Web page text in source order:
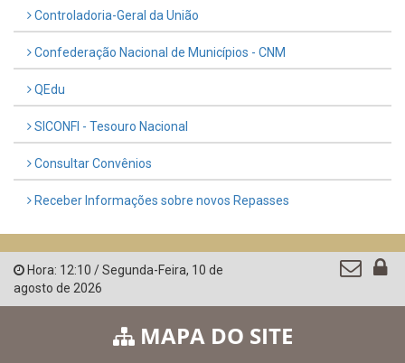
Controladoria-Geral da União
Confederação Nacional de Municípios - CNM
QEdu
SICONFI - Tesouro Nacional
Consultar Convênios
Receber Informações sobre novos Repasses
Hora: 12:10 /Segunda-Feira, 10 de
agosto de 2026
MAPA DO SITE